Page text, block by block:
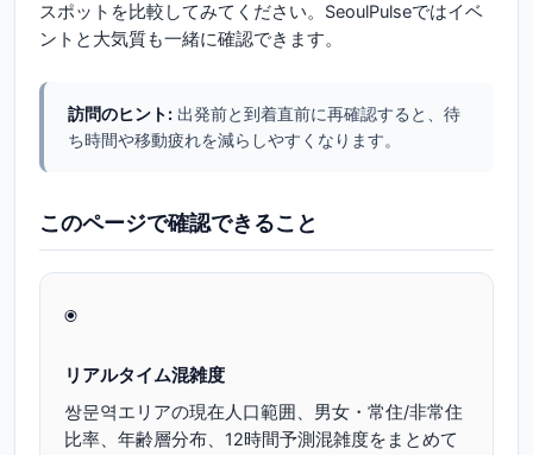
スポットを比較してみてください。SeoulPulseではイベ
ントと大気質も一緒に確認できます。
訪問のヒント: 出発前と到着直前に再確認すると、待
ち時間や移動疲れを減らしやすくなります。
このページで確認できること
◉
リアルタイム混雑度
쌍문역エリアの現在人口範囲、男女・常住/非常住
比率、年齢層分布、12時間予測混雑度をまとめて